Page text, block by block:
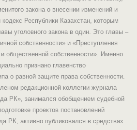
закона о внесении изменений и
Республики Казахстан, которым
уголовного закона в один. Это главы –
собственности» и «Преступления
и общественной собственности». Именно
признано главенство
о равной защите права собственности.
редакционной коллегии журнала
РК», занимался обобщением судебной
проектов постановлений
РК, активно публиковался в средствах